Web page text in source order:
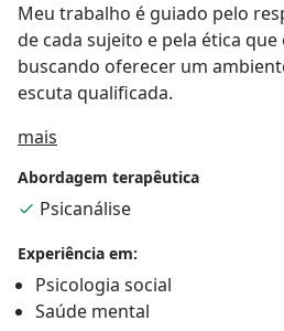
Meu trabalho é guiado pelo
de cada sujeito e pela ética
buscando oferecer um
escuta qualificada.
mais
Abordagem terapêutica
Psicanálise
Experiência em:
Psicologia social
Saúde mental